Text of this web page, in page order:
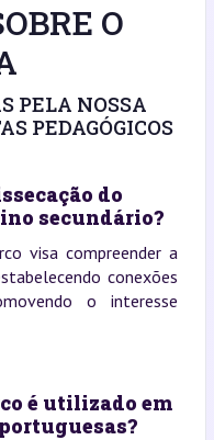
O
PELA NOSSA
PEDAGÓGICOS
do
secundário?
visa compreender a
conexões
o interesse
é utilizado em